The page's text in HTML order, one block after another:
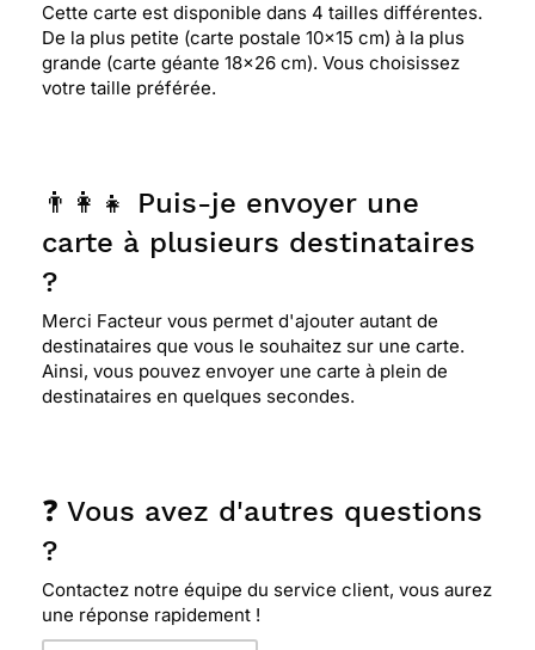
Cette carte est disponible dans 4 tailles différentes.
De la plus petite (carte postale 10x15 cm) à la plus
grande (carte géante 18x26 cm). Vous choisissez
votre taille préférée.
👨‍👩‍👧 Puis-je envoyer une
carte à plusieurs destinataires
?
Merci Facteur vous permet d'ajouter autant de
destinataires que vous le souhaitez sur une carte.
Ainsi, vous pouvez envoyer une carte à plein de
destinataires en quelques secondes.
❓ Vous avez d'autres questions
?
Contactez notre équipe du service client, vous aurez
une réponse rapidement !